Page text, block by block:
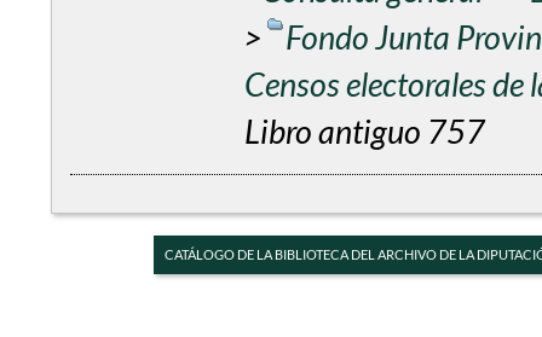
>
Fondo Junta
Censos electorales
Libro antiguo 757
CATÁLOGO DE LA BIBLIOTECA DEL ARCHIVO DE LA